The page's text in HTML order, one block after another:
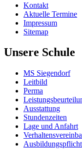
Kontakt
Aktuelle Termine
Impressum
Sitemap
Unsere Schule
MS Siegendorf
Leitbild
Perma
Ausstattung
Stundenzeiten
Lage und Anfahrt